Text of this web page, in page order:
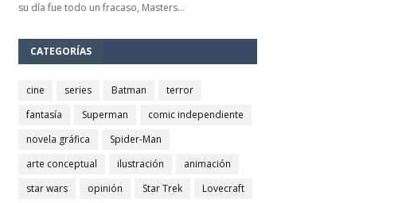
su día fue todo un fracaso, Masters…
CATEGORÍAS
cine series Batman
terror
fantasía
Superman
comic independiente
novela gráfica
Spider-Man
arte conceptual
ilustración
animación
star wars
opinión Star Trek
Lovecraft